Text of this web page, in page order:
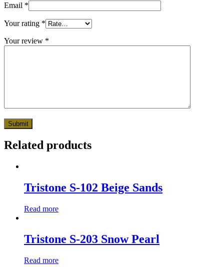
Email *
Your rating *
Your review *
Related products
Tristone S-102 Beige Sands
Read more
Tristone S-203 Snow Pearl
Read more